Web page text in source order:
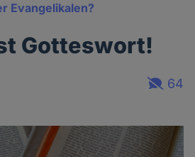
Evangelikalen?
Gotteswort!
64